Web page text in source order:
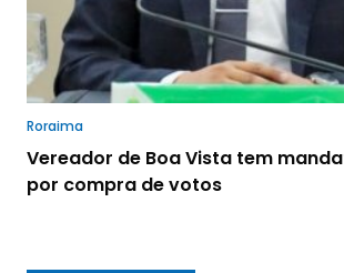
Roraima
Vereador de Boa Vista tem
por compra de votos